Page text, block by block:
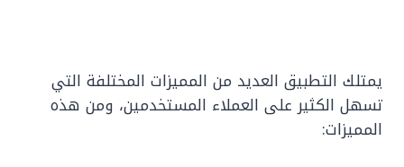
يمتلك التطبيق العديد من المميزات المختلفة التي
تسهل الكثير على العملاء المستخدمين، ومن هذه
المميزات: